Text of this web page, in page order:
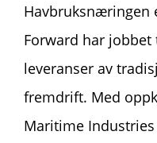
Havbruksnæringen
Forward har
leveranser av
fremdrift. Med
Maritime